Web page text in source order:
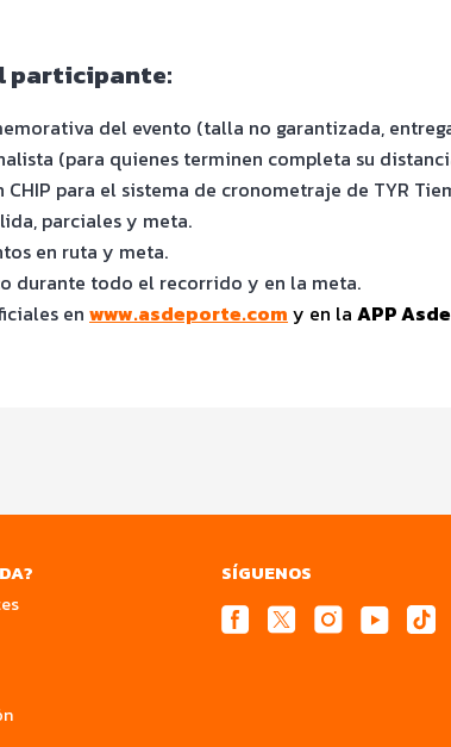
participante:
del evento (talla no garantizada,
(para quienes terminen completa su
CHIP para el sistema de cronometraje de TYR
parciales y meta.
en ruta y meta.
durante todo el recorrido y en la meta.
en www.asdeporte.com y en la APP
SÍGUENOS